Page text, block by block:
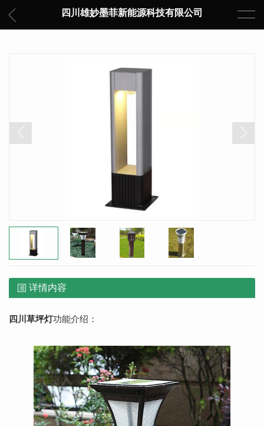
四川雄妙墨菲新能源科技有限公司
详情内容
四川草坪灯功能介绍：